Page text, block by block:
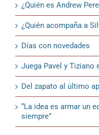
¿Quién es Andrew
¿Quién acompaña a
Días con novedades
Juega Pavel y Tiziano
Del zapato al último
“La idea es armar un
siempre”